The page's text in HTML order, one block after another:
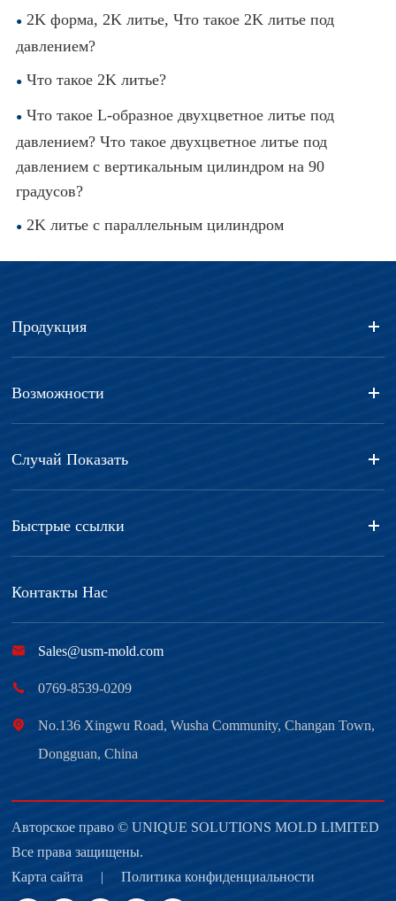
2K форма, 2K литье, Что такое 2K литье под
давлением?
Что такое 2K литье?
Что такое L-образное двухцветное литье под
давлением? Что такое двухцветное литье под
давлением с вертикальным цилиндром на 90
градусов?
2K литье с параллельным цилиндром
Продукция
Возможности
Случай Показать
Быстрые ссылки
Контакты Нас
 Sales@usm-mold.com
 0769-8539-0209

No.136 Xingwu Road, Wusha Community, Changan Town,
Dongguan, China
Авторское право ©UNIQUE SOLUTIONS MOLD LIMITED
Все права защищены.
Карта сайта
Политика конфиденциальности